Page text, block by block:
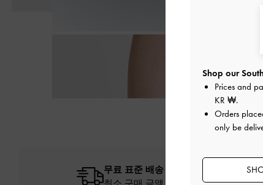
무료 표준 배송
Shop our
Prices and
KR ₩.
Orders
only be